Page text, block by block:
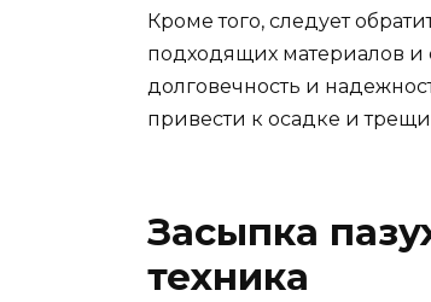
Кроме того, следует
подходящих материалов и
долговечность и
привести к осадке и
Засыпка
техника